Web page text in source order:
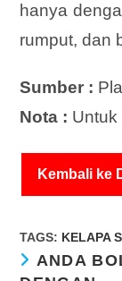
hanya
rumput, dan
Sumber :
Nota : Untuk
Kembali ke
TAGS: KELAPA
ANDA